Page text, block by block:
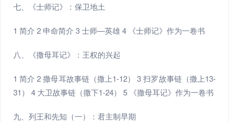
七、《士师记》：保卫地土
1 简介 2 申命简介 3 士师—英雄 4 《士师记》作为一卷书
八、《撒母耳记》：王权的兴起
1 简介 2 撒母耳故事链（撒上1-12） 3 扫罗故事链（撒上13-
31） 4 大卫故事链（撒下1-24） 5 《撒母耳记》作为一卷书
九、列王和先知（一）：君主制早期